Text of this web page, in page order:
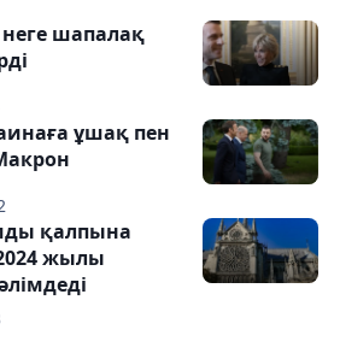
шапалақ
ұшақ пен
қалпына
жылы